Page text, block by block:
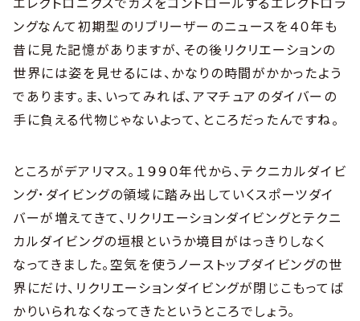
ングなんて初期型のリブリーザーのニュースを４０年も
昔に見た記憶がありますが、その後リクリエーションの
世界には姿を見せるには、かなりの時間がかかったよう
であります。ま、いってみれば、アマチュアのダイバーの
手に負える代物じゃないよって、ところだったんですね。
ところがデアリマス。１９９０年代から、テクニカルダイビ
ング･ダイビングの領域に踏み出していくスポーツダイ
バーが増えてきて、リクリエーションダイビングとテクニ
カルダイビングの垣根というか境目がはっきりしなく
なってきました。空気を使うノーストップダイビングの世
界にだけ、リクリエーションダイビングが閉じこもってば
かりいられなくなってきたというところでしょう。